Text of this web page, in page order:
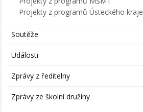
Projekty z programů Ústeckého kraje
Soutěže
Události
Zprávy z ředitelny
Zprávy ze školní družiny